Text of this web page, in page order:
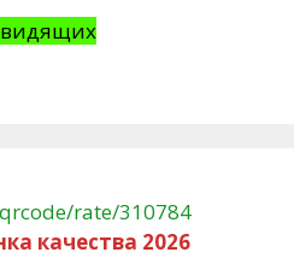
качества 2026